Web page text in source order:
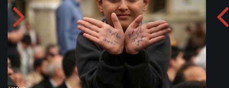
годовщиной восстания 19 дея 1356 года
Скачать альбом: